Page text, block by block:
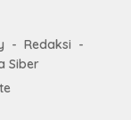
Redaksi
Siber